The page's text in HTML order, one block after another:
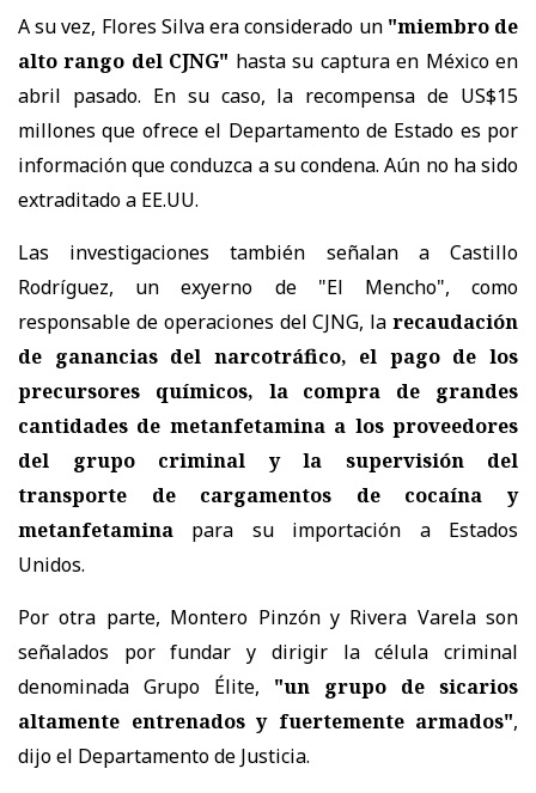
A su vez, Flores Silva era considerado un "miembro de
alto rango del CJNG" hasta su captura en México en
abril pasado. En su caso, la recompensa de US$15
millones que ofrece el Departamento de Estado es por
información que conduzca a su condena. Aún no ha sido
extraditado a EE.UU.
Las investigaciones también señalan a Castillo
Rodríguez, un exyerno de "El Mencho", como
responsable de operaciones del CJNG, la recaudación
de ganancias del narcotráfico, el pago de los
precursores químicos, la compra de grandes
cantidades de metanfetamina a los proveedores
del grupo criminal y la supervisión del
transporte de cargamentos de cocaína y
metanfetamina para su importación a Estados
Unidos.
Por otra parte, Montero Pinzón y Rivera Varela son
señalados por fundar y dirigir la célula criminal
denominada Grupo Élite, "un grupo de sicarios
altamente entrenados y fuertemente armados",
dijo el Departamento de Justicia.